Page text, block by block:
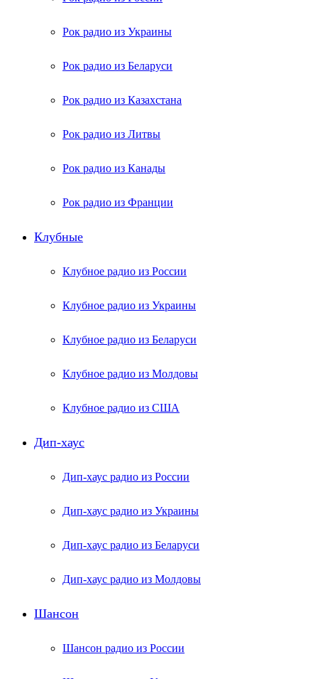
Рок радио из Украины
Рок радио из Беларуси
Рок радио из Казахстана
Рок радио из Литвы
Рок радио из Канады
Рок радио из Франции
Клубные
Клубное радио из России
Клубное радио из Украины
Клубное радио из Беларуси
Клубное радио из Молдовы
Клубное радио из США
Дип-хаус
Дип-хаус радио из России
Дип-хаус радио из Украины
Дип-хаус радио из Беларуси
Дип-хаус радио из Молдовы
Шансон
Шансон радио из России